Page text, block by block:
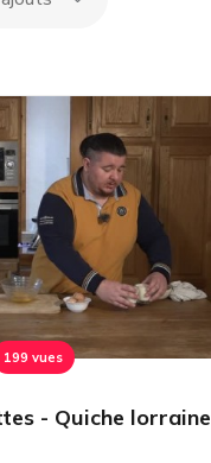
199 vues
- Quiche lorraine